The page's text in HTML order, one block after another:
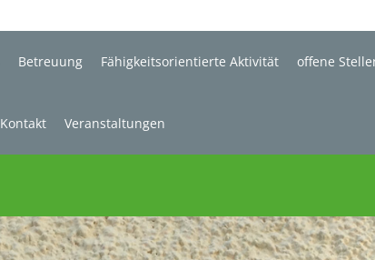
Betreuung Fähigkeitsorientierte Aktivität offene
Kontakt Veranstaltungen